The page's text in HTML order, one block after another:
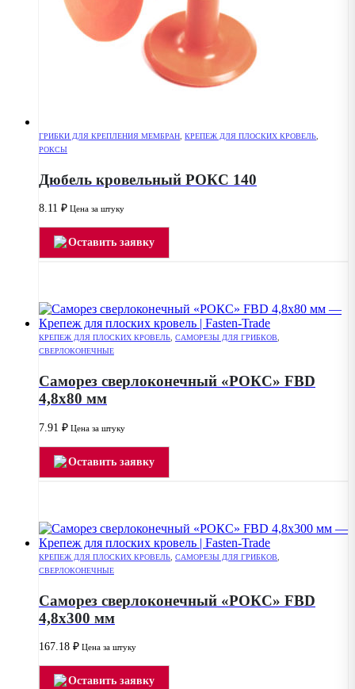
ГРИБКИ ДЛЯ КРЕПЛЕНИЯ МЕМБРАН КРЕПЕЖ ДЛЯ ПЛОСКИХ КРОВЕЛЬ
РОКСЫ
Дюбель кровельный РОКС 140
8.11 ₽ Цена за штуку
Оставить заявку
КРЕПЕЖ ДЛЯ ПЛОСКИХ КРОВЕЛЬ, САМОРЕЗЫ ДЛЯ ГРИБКОВ,
СВЕРЛОКОНЕЧНЫЕ
Саморез сверлоконечный «РОКС» FBD
4,8х80 мм
7.91 ₽ Цена за штуку
Оставить заявку
КРЕПЕЖ ДЛЯ ПЛОСКИХ КРОВЕЛЬ САМОРЕЗЫ ДЛЯ ГРИБКОВ
СВЕРЛОКОНЕЧНЫЕ
Саморез сверлоконечный «РОКС» FBD
4,8х300 мм
167.18 ₽ Цена за штуку
Оставить заявку